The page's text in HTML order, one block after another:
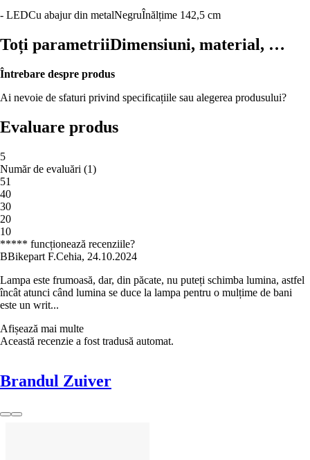
- LEDCu abajur din metalNegruÎnălțime 142,5 cm
Toți parametriiDimensiuni, material, …
Întrebare despre produs
Ai nevoie de sfaturi privind specificațiile sau alegerea produsului?
Evaluare produs
5
Număr de evaluări (1)
51
40
30
20
10
***** funcționează recenziile?
BBikepart F.Cehia, 24.10.2024
Lampa este frumoasă, dar, din păcate, nu puteți schimba lumina, astfel
încât atunci când lumina se duce la lampa pentru o mulțime de bani
este un writ...
Afișează mai multe
Această recenzie a fost tradusă automat.
Brandul Zuiver